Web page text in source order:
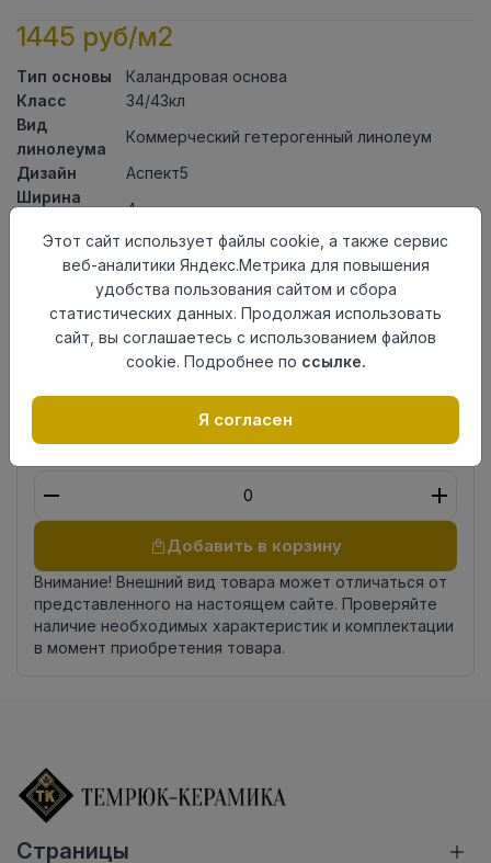
1445 руб/м2
Тип основы
Каландровая основа
Класс
34/43кл
Вид
линолеума
Коммерческий гетерогенный линолеум
Дизайн
Аспект5
Ширина
4
Общая
толщина
защитного
слоя
0,70мм
АктуальностьАктуален
Россия
Добавить в корзину
Внимание! Внешний вид товара может отличаться от
представленного на настоящем сайте. Проверяйте
наличие необходимых характеристик и комплектации
в момент приобретения товара.
Страницы
Этот сайт использует файлы cookie, а также сервис
веб-аналитики Яндекс.Метрика для повышения
удобства пользования сайтом и сбора
статистических данных. Продолжая использовать
сайт, вы соглашаетесь с использованием файлов
cookie. Подробнее по ссылке.
Я согласен